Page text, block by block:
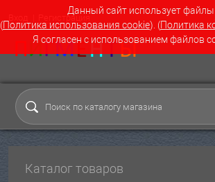
Данный сайт использует файлы
(Политика использования cookie). (Политика
Я согласен с использованием файлов
Регистрация
Каталог товаров